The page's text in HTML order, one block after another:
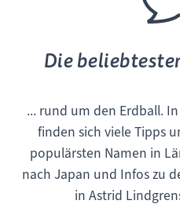
Die
... rund um den Erdball.
finden sich viele Tipps
populärsten Namen in
nach Japan und Infos zu
in Astrid